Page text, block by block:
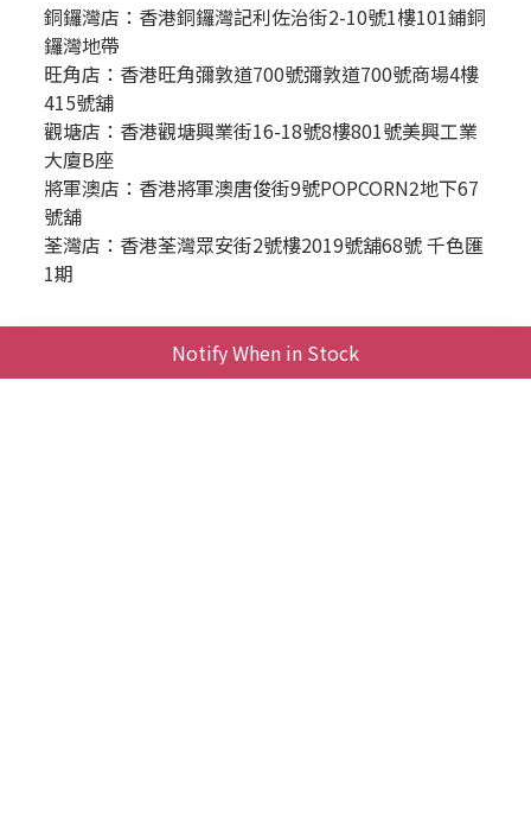
Notify When in Stock
銅鑼灣店： 香港銅鑼灣記利佐治街2-10號1樓101鋪銅
鑼灣地帶
旺角店：香港旺角彌敦道700號彌敦道700號商場4樓
415號舖
觀塘店：香港觀塘興業街16-18號8樓801號美興工業
大廈B座
將軍澳店：香港將軍澳唐俊街9號POPCORN2地下67
號舖
荃灣店：香港荃灣眾安街2號樓2019號舖68號 千色匯
1期
Business＆聯絡我們
時間 / 週一至週五｜10:00-18:00